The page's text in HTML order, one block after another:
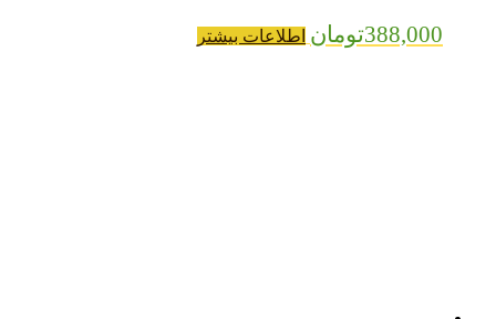
388,000تومان اطلاعات بیشتر